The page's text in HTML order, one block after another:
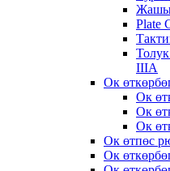
Plate
IIIA
Ок
Ок
Ок
Ок
Ок өтпөс
Ок